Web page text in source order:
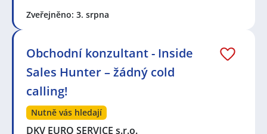
Zveřejněno: 3. srpna
Obchodní konzultant - Inside
Sales Hunter – žádný cold
calling!
Nutně vás hledají
DKV EURO SERVICE s.r.o.